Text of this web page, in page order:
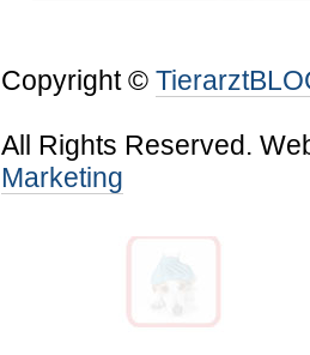
Copyright ©
All Rights Reserved.
Marketing